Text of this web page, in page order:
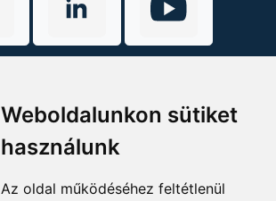
Weboldalunkon sütiket
használunk
Az oldal működéséhez feltétlenül
ELÉRHETŐSÉGEK